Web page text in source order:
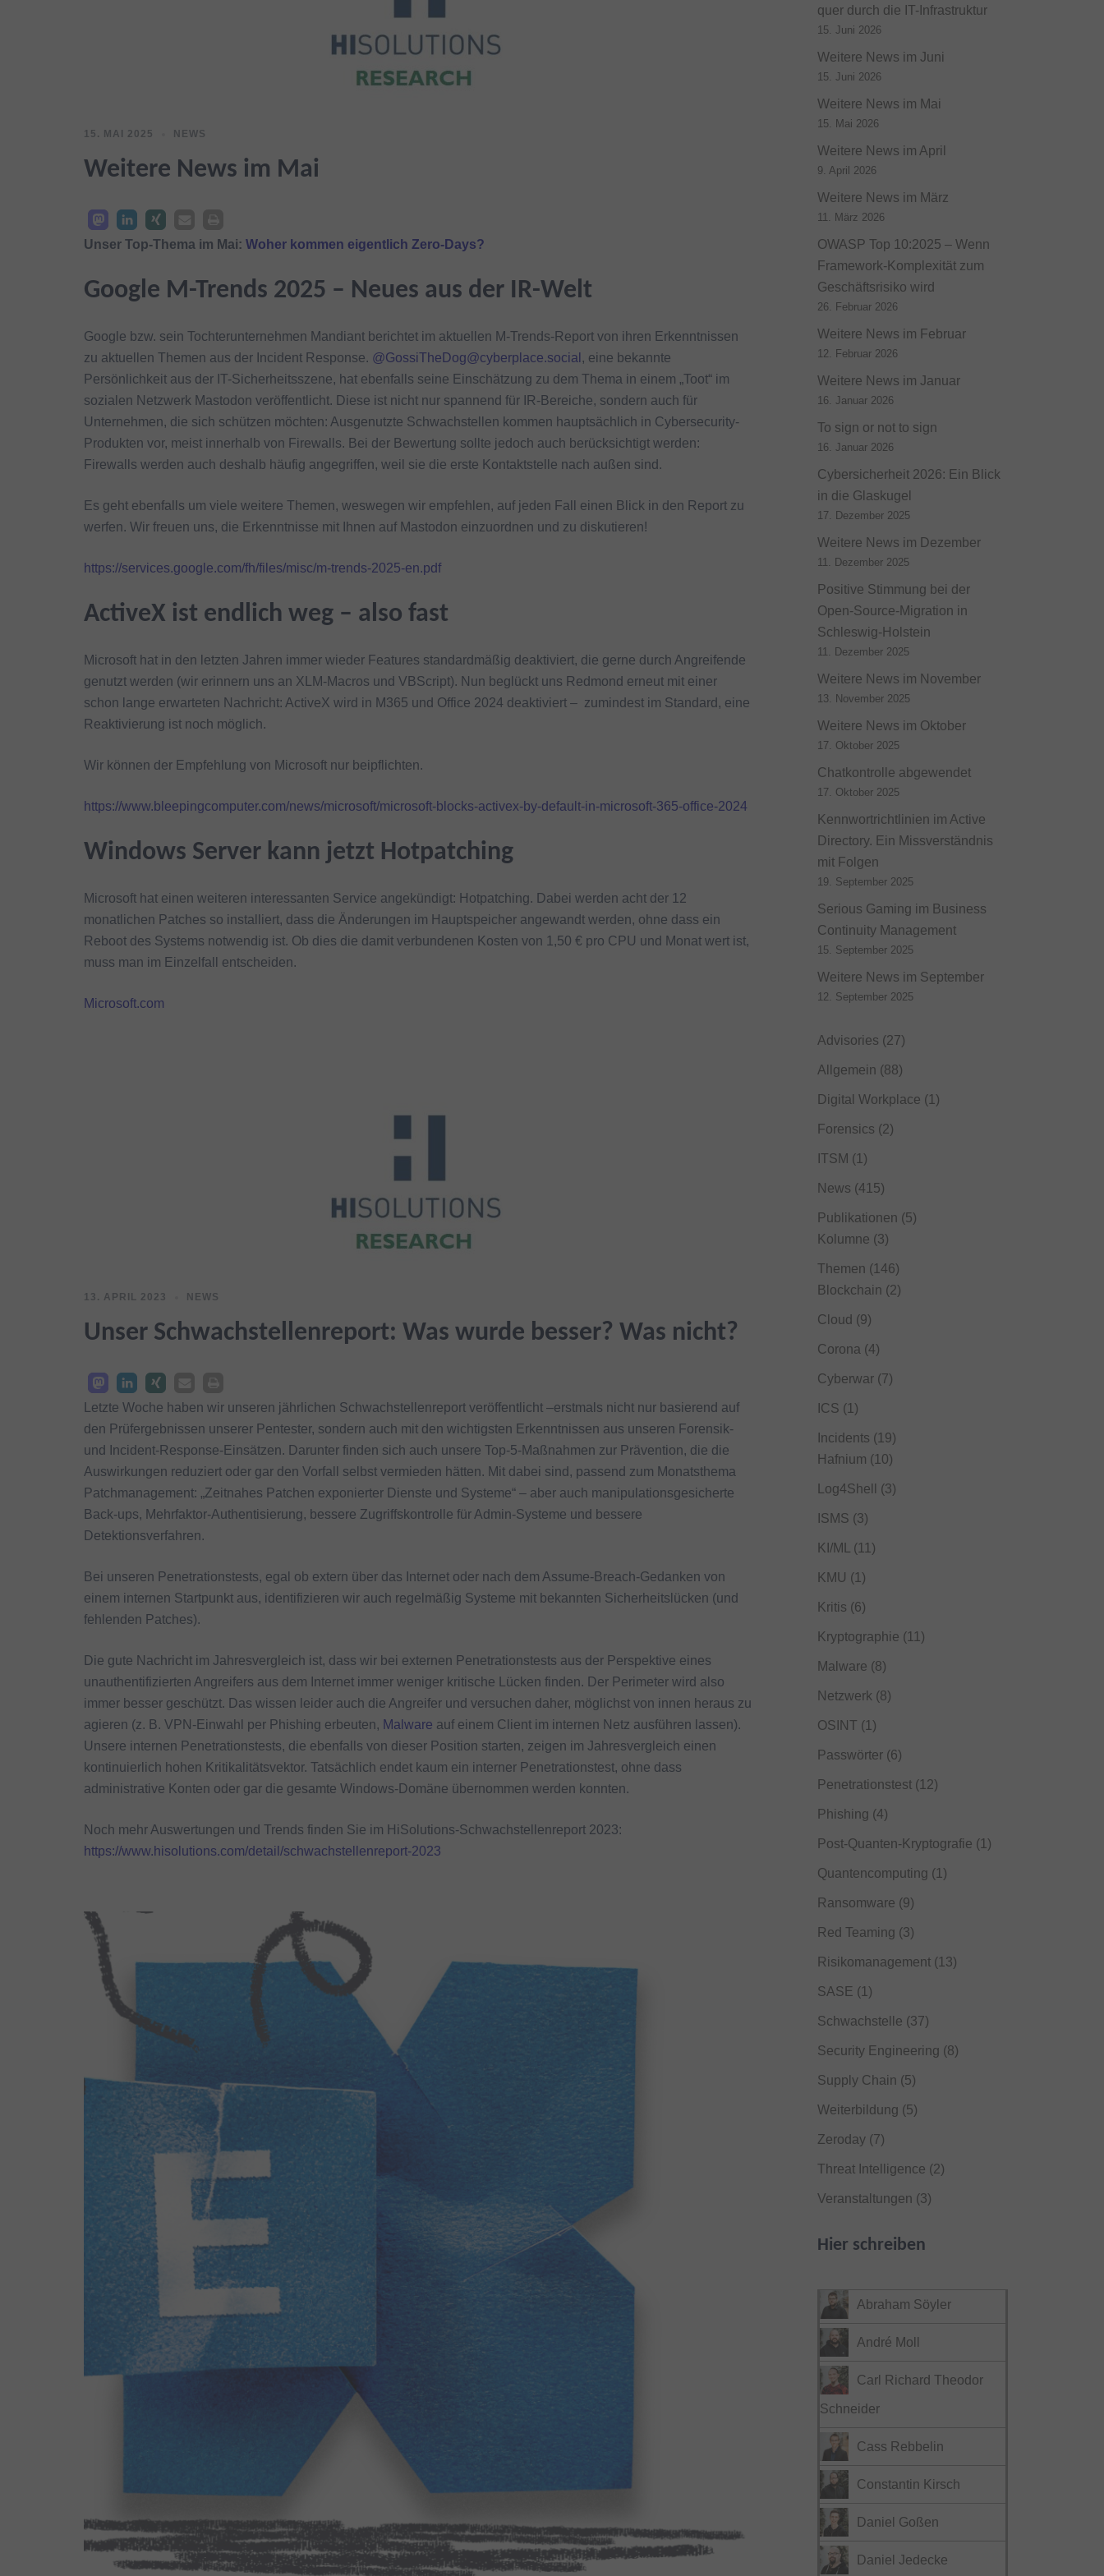
15. MAI 2025 NEWS
Weitere News im Mai
Unser Top-Thema im Mai: Woher kommen eigentlich Zero-Days?
Google M-Trends 2025 – Neues aus der IR-Welt
Google bzw. sein Tochterunternehmen Mandiant berichtet im aktuellen M-Trends-Report von ihren Erkenntnissen
zu aktuellen Themen aus der Incident Response. @GossiTheDog@cyberplace.social , eine bekannte
Persönlichkeit aus der IT-Sicherheitsszene, hat ebenfalls seine Einschätzung zu dem Thema in einem „Toot“ im
sozialen Netzwerk Mastodon veröffentlicht. Diese ist nicht nur spannend für IR-Bereiche, sondern auch für
Unternehmen, die sich schützen möchten: Ausgenutzte Schwachstellen kommen hauptsächlich in Cybersecurity-
Produkten vor, meist innerhalb von Firewalls. Bei der Bewertung sollte jedoch auch berücksichtigt werden:
Firewalls werden auch deshalb häufig angegriffen, weil sie die erste Kontaktstelle nach außen sind.
Es geht ebenfalls um viele weitere Themen, weswegen wir empfehlen, auf jeden Fall einen Blick in den Report zu
werfen. Wir freuen uns, die Erkenntnisse mit Ihnen auf Mastodon einzuordnen und zu diskutieren!
https://services.google.com/fh/files/misc/m-trends-2025-en.pdf
ActiveX ist endlich weg – also fast
Microsoft hat in den letzten Jahren immer wieder Features standardmäßig deaktiviert, die gerne durch Angreifende
genutzt werden (wir erinnern uns an XLM-Macros und VBScript). Nun beglückt uns Redmond erneut mit einer
schon lange erwarteten Nachricht: ActiveX wird in M365 und Office 2024 deaktiviert – zumindest im Standard, eine
Reaktivierung ist noch möglich.
Wir können der Empfehlung von Microsoft nur beipflichten.
https://www.bleepingcomputer.com/news/microsoft/microsoft-blocks-activex-by-default-in-microsoft-365-office-2024
Windows Server kann jetzt Hotpatching
Microsoft hat einen weiteren interessanten Service angekündigt: Hotpatching. Dabei werden acht der 12
monatlichen Patches so installiert, dass die Änderungen im Hauptspeicher angewandt werden, ohne dass ein
Reboot des Systems notwendig ist. Ob dies die damit verbundenen Kosten von 1,50 € pro CPU und Monat wert ist,
muss man im Einzelfall entscheiden.
Microsoft.com
13. APRIL 2023 NEWS
Unser Schwachstellenreport: Was wurde besser? Was nicht?
Letzte Woche haben wir unseren jährlichen Schwachstellenreport veröffentlicht –erstmals nicht nur basierend auf
den Prüfergebnissen unserer Pentester, sondern auch mit den wichtigsten Erkenntnissen aus unseren Forensik-
und Incident-Response-Einsätzen. Darunter finden sich auch unsere Top-5-Maßnahmen zur Prävention, die die
Auswirkungen reduziert oder gar den Vorfall selbst vermieden hätten. Mit dabei sind, passend zum Monatsthema
Patchmanagement: „Zeitnahes Patchen exponierter Dienste und Systeme“ – aber auch manipulationsgesicherte
Back-ups, Mehrfaktor-Authentisierung, bessere Zugriffskontrolle für Admin-Systeme und bessere
Detektionsverfahren.
Bei unseren Penetrationstests, egal ob extern über das Internet oder nach dem Assume-Breach-Gedanken von
einem internen Startpunkt aus, identifizieren wir auch regelmäßig Systeme mit bekannten Sicherheitslücken (und
fehlenden Patches).
Die gute Nachricht im Jahresvergleich ist, dass wir bei externen Penetrationstests aus der Perspektive eines
unauthentifizierten Angreifers aus dem Internet immer weniger kritische Lücken finden. Der Perimeter wird also
immer besser geschützt. Das wissen leider auch die Angreifer und versuchen daher, möglichst von innen heraus zu
agieren (z. B. VPN-Einwahl per Phishing erbeuten, Malware auf einem Client im internen Netz ausführen lassen).
Unsere internen Penetrationstests, die ebenfalls von dieser Position starten, zeigen im Jahresvergleich einen
kontinuierlich hohen Kritikalitätsvektor. Tatsächlich endet kaum ein interner Penetrationstest, ohne dass
administrative Konten oder gar die gesamte Windows-Domäne übernommen werden konnten.
Noch mehr Auswertungen und Trends finden Sie im HiSolutions-Schwachstellenreport 2023:
https://www.hisolutions.com/detail/schwachstellenreport-2023
quer durch die IT-Infrastruktur
15. Juni 2026
Weitere News im Juni
15. Juni 2026
Weitere News im Mai
15. Mai 2026
Weitere News im April
9. April 2026
Weitere News im März
11. März 2026
OWASP Top 10:2025 – Wenn
Framework-Komplexität zum
Geschäftsrisiko wird
26. Februar 2026
Weitere News im Februar
12. Februar 2026
Weitere News im Januar
16. Januar 2026
To sign or not to sign
16. Januar 2026
Cybersicherheit 2026: Ein Blick
in die Glaskugel
17. Dezember 2025
Weitere News im Dezember
11. Dezember 2025
Positive Stimmung bei der
Open-Source-Migration in
Schleswig-Holstein
11. Dezember 2025
Weitere News im November
13. November 2025
Weitere News im Oktober
17. Oktober 2025
Chatkontrolle abgewendet
17. Oktober 2025
Kennwortrichtlinien im Active
Directory. Ein Missverständnis
mit Folgen
19. September 2025
Serious Gaming im Business
Continuity Management
15. September 2025
Weitere News im September
12. September 2025
Advisories (27)
Allgemein (88)
Digital Workplace (1)
Forensics (2)
ITSM (1)
News (415)
Publikationen (5)
Kolumne (3)
Themen (146)
Blockchain (2)
Cloud (9)
Corona (4)
Cyberwar(7)
ICS (1)
Incidents (19)
Hafnium (10)
Log4Shell (3)
ISMS (3)
KI/ML (11)
KMU (1)
Kritis (6)
Kryptographie (11)
Malware (8)
Netzwerk (8)
OSINT (1)
Passwörter(6)
Penetrationstest(12)
Phishing (4)
Post-Quanten-Kryptografie (1)
Quantencomputing (1)
Ransomware (9)
Red Teaming (3)
Risikomanagement(13)
SASE (1)
Schwachstelle (37)
Security Engineering (8)
Supply Chain (5)
Weiterbildung (5)
Zeroday(7)
Threat Intelligence (2)
Veranstaltungen (3)
Hier schreiben
Abraham Söyler
André Moll
Carl Richard Theodor
Schneider
Cass Rebbelin
Constantin Kirsch
Daniel Goßen
Daniel Jedecke